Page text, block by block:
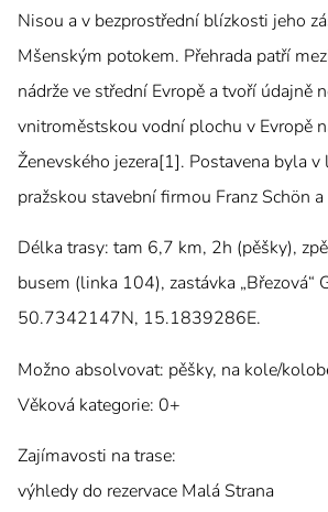
Nisou a v bezprostřední blízkosti jeho
Mšenským potokem. Přehrada patří
nádrže ve střední Evropě a tvoří údajně
vnitroměstskou vodní plochu v Evropě
Ženevského jezera[1]. Postavena byla
pražskou stavební firmou Franz Schön
Délka trasy: tam 6,7 km, 2h (pěšky),
busem (linka 104), zastávka „Březová“
50.7342147N, 15.1839286E.
Možno absolvovat: pěšky, na kole/
Věková kategorie: 0+
Zajímavosti na trase:
výhledy do rezervace Malá Strana